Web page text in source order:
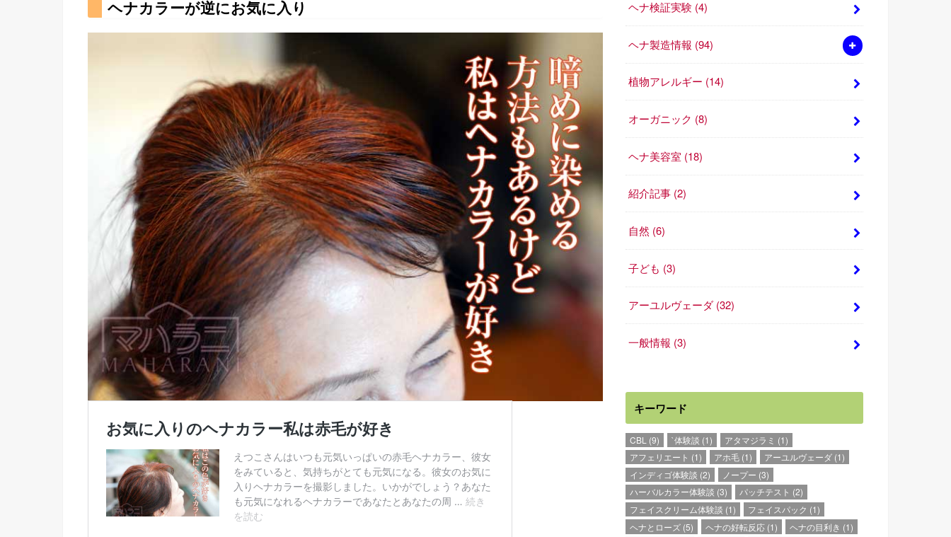
ヘナカラーが逆にお気に入り ヘナ検証実験 (4)
ヘナ製造情報 (94)
植物アレルギー (14)
オーガニック (8)
ヘナ美容室 (18)
紹介記事 (2)
自然 (6)
子ども (3)
アーユルヴェーダ(32)
一般情報 (3)
キーワード
CBL (9) `体験談 (1) アタマジラミ (1)
アフェリエート (1) アホ毛 (1) アーユルヴェーダ (1)
インディゴ体験談 (2) ノープー (3)
ハーバルカラー体験談 (3) パッチテスト (2)
フェイスクリーム体験談 (1) フェイスパック (1)
ヘナとローズ (5) ヘナの好転反応 (1) ヘナの目利き (1)